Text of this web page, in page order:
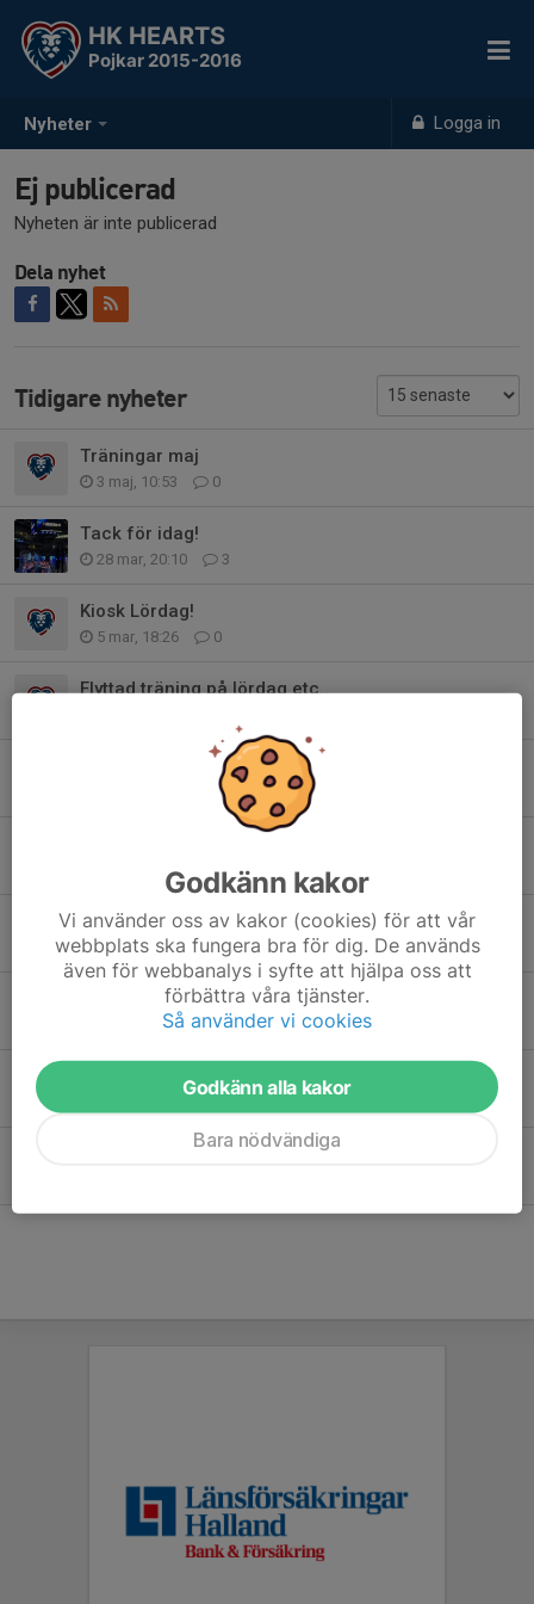
Nyheter Logga in
HK HEARTS
Pojkar 2015-2016
Ej publicerad
Nyheten är inte publicerad
Dela nyhet
Tidigare nyheter
Träningar maj
3 maj, 10:53 0
Tack för idag!
28 mar, 20:10 3
Kiosk Lördag!
5 mar, 18:26 0
Flyttad träning på lördag etc..
Inställd träning lördag 24/1
0
23 jul 2025
TACK!
19 jan 2025 1
Tack för idag och God Jul🎄
21 dec 2024 4
Vilken bra Cup och veckans träningar
Imponerande matcher av minihandbollslaget
Godkänn kakor
Vi använder oss av kakor (cookies) för att vår
webbplats ska fungera bra för dig. De används
även för webbanalys i syfte att hjälpa oss att
förbättra våra tjänster.
Så använder vi cookies
Godkänn alla kakor
Bara nödvändiga